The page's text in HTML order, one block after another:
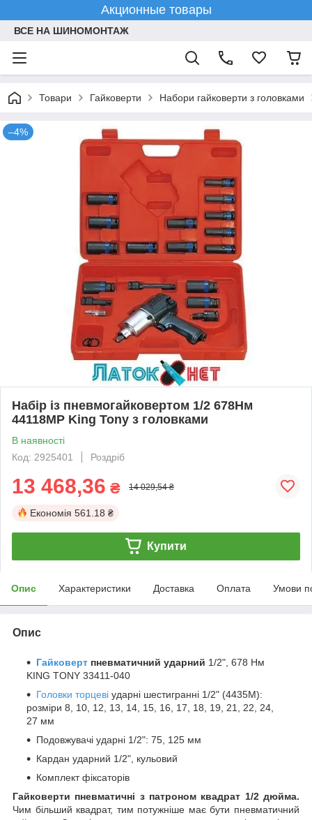
Акционные товары
ВСЕ НА ШИНОМОНТАЖ
Товари Гайковерти Набори гайковерти з головками
–4%
Набір із пневмогайковертом 1/2 678Нм
44118MP King Tony з головками
В наявності
Код: 2925401
Роздріб
13 468,36 ₴ 14 029,54 ₴
Економія 561.18 ₴
Купити
Опис Характеристики Доставка Оплата Умови
Опис
Гайковерт пневматичний ударний 1/2", 678 Нм
KING TONY 33411-040
Головки торцеві ударні шестигранні 1/2" (4435M):
розміри 8, 10, 12, 13, 14, 15, 16, 17, 18, 19, 21, 22, 24,
27 мм
Подовжувачі ударні 1/2": 75, 125 мм
Кардан ударний 1/2", кульовий
Комплект фіксаторів
Гайковерти пневматичні з патроном квадрат 1/2 дюйма.
Чим більший квадрат, тим потужніше має бути пневматичний